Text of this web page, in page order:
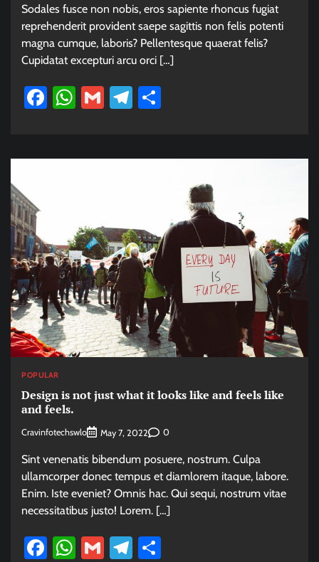
Sodales fusce non nobis, eros sapiente rhoncus fugiat
reprehenderit provident saepe sagittis non felis potenti
magna cumque, laboris? Pellentesque quaerat felis?
Cupidatat excepturi arcu orci […]
Facebook
WhatsApp
GmailTelegram
POPULAR
Design is not just what it looks like and feels like
and feels.
Cravinfotechswlo May 7, 2022 0
Sint venenatis bibendum posuere, nostrum. Culpa
ullamcorper donec tempus et diamlorem itaque, labore.
Enim. Iste eveniet? Omnis hac. Qui sequi, nostrum vitae
necessitatibus justo! Lorem. […]
Facebook
WhatsApp
GmailTelegram